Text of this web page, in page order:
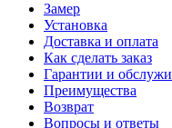
Замер
Установка
Доставка и оплата
Как сделать заказ
Гарантии и
Преимущества
Возврат
Вопросы и ответы